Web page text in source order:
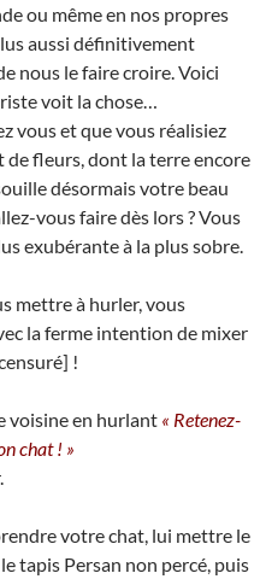
ou même en nos propres
aussi définitivement
nous le faire croire. Voici
voit la chose…
vous et que vous réalisiez
de fleurs, dont la terre encore
désormais votre beau
vous faire dès lors ? Vous
exubérante à la plus sobre.
mettre à hurler, vous
la ferme intention de mixer
!
voisine en hurlant « Retenez-
chat ! »
votre chat, lui mettre le
tapis Persan non percé, puis